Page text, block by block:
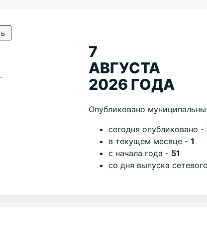
7
АВГУСТА
2026 ГОДА
Опубликовано
cегодня опубликовано -
в текущем месяце -1
с начала года - 51
со дня выпуска